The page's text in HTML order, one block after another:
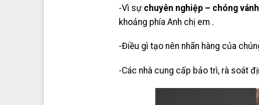
-Vì sự chuyên nghiệp – chóng vánh
khoảng phía Anh chị em .
-Điều gì tạo nên nhãn hàng của
-Các nhà cung cấp bảo trì, rà soát